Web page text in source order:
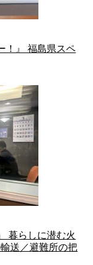
！』 福島県スペ
暮らしに潜む火
送／避難所の把